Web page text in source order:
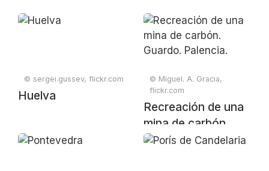
© sergei.gussev, flickr.com
Huelva
© Miguel. A. Gracia,
flickr.com
Recreación de una
mina de carbón.
Guardo. Palencia.